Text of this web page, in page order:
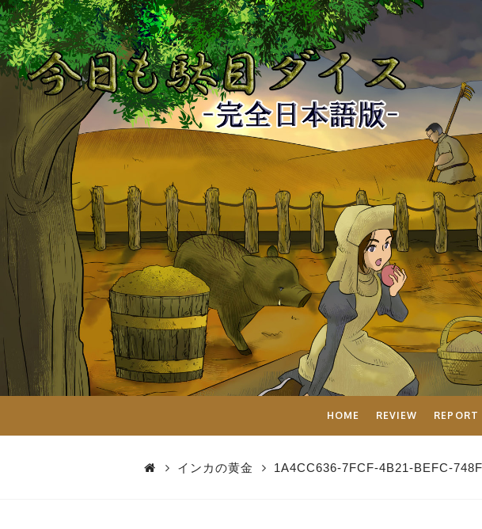
今
日
も
駄
目
ダ
イ
ス
HOME REVIEW REPORT
インカの黄金 1A4CC636-7FCF-4B21-BEFC-